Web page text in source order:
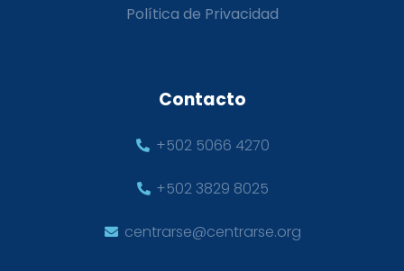
Política de Privacidad
Contacto
+502 5066 4270
+502 3829 8025
centrarse@centrarse.org